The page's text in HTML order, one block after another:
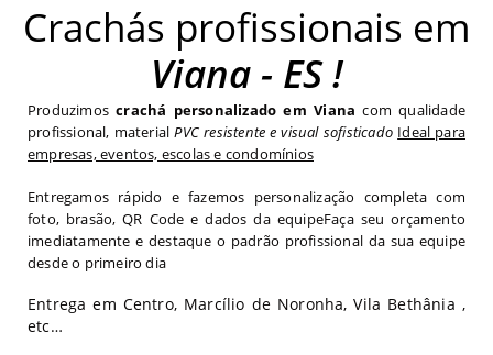
Crachás profissionais em
Viana - ES !
Produzimoscrachá personalizado em Viana com qualidade
profissional, materialPVC resistente e visual sofisticado Ideal para
empresas, eventos, escolas e condomínios
Entregamos rápido e fazemos personalização completa com
foto, brasão, QR Code e dados da equipeFaça seu orçamento
imediatamente e destaque o padrão profissional da sua equipe
desde o primeiro dia
Entrega em Centro, Marcílio de Noronha, Vila Bethânia ,
etc…